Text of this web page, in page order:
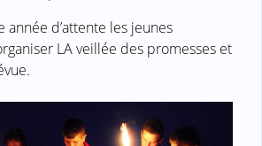
année d’attente les jeunes
LA veillée des promesses et